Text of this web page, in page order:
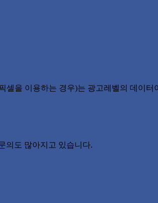
을 이용하는 경우)는 광고레벨의 데이터
의도 많아지고 있습니다.